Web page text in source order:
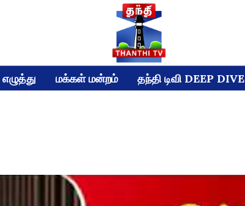
மக்கள் மன்றம் தந்தி டிவி DEEP DIVE